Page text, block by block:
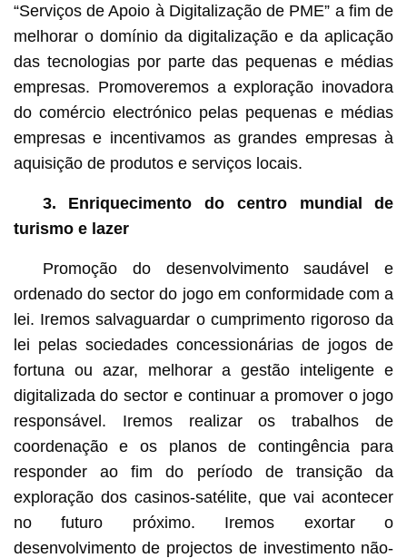
“Serviços de Apoio à Digitalização de PME” a fim de
melhorar o domínio da digitalização e da aplicação
das tecnologias por parte das pequenas e médias
empresas. Promoveremos a exploração inovadora
do comércio electrónico pelas pequenas e médias
empresas e incentivamos as grandes empresas à
aquisição de produtos e serviços locais.
3. Enriquecimento do centro mundial de
turismo e lazer
Promoção do desenvolvimento saudável e
ordenado do sector do jogo em conformidade com a
lei. Iremos salvaguardar o cumprimento rigoroso da
lei pelas sociedades concessionárias de jogos de
fortuna ou azar, melhorar a gestão inteligente e
digitalizada do sector e continuar a promover o jogo
responsável. Iremos realizar os trabalhos de
coordenação e os planos de contingência para
responder ao fim do período de transição da
exploração dos casinos-satélite, que vai acontecer
no futuro próximo. Iremos exortar o
desenvolvimento de projectos de investimento não-